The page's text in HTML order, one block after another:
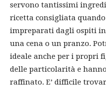
servono tantissimi
ricetta consigliata
impreparati dagli ospiti
una cena o un pranzo.
ideale anche per i propri
delle particolarità e
raffinato. E’ difficile